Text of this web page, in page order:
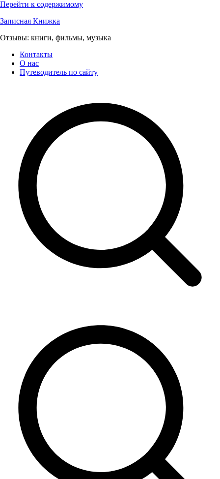
Перейти к содержимому
Записная Книжка
Отзывы: книги, фильмы, музыка
Контакты
О нас
Путеводитель по сайту